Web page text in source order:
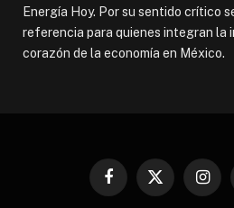
Energía Hoy. Por su sentido crítico
referencia para quienes integran la
corazón de la economía en México.
Facebook
X